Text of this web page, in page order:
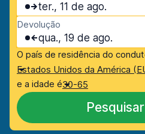
ter., 11 de ago.
Devolução
qua., 19 de ago.
O país de residência do
Estados Unidos da América
e a idade é30-65